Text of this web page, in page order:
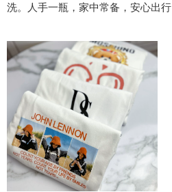
洗。人手一瓶，家中常备，安心出行